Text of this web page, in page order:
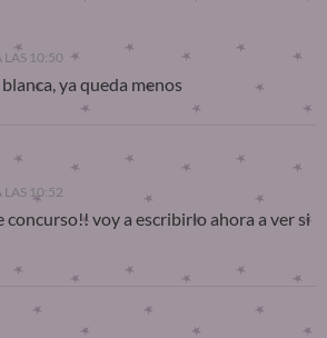
LAS 10:50
ya queda menos
LAS 10:52
concurso!! voy a escribirlo ahora a ver si